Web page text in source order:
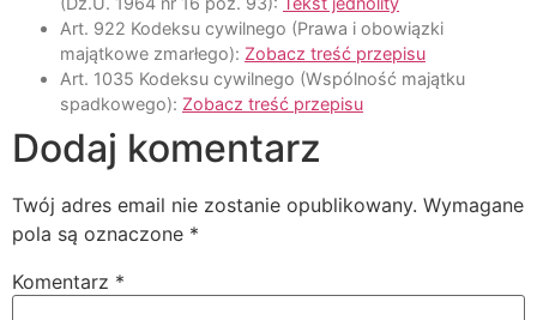
Art. 922 Kodeksu cywilnego (Prawa i obowiązki
majątkowe zmarłego): Zobacz treść przepisu
Art. 1035 Kodeksu cywilnego (Wspólność majątku
spadkowego): Zobacz treść przepisu
Dodaj komentarz
Twój adres email nie zostanie opublikowany. Wymagane
pola są oznaczone *
Komentarz *